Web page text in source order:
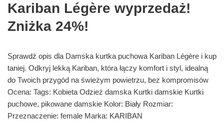
Kariban Légère wyprzedaż!
Zniżka 24%!
Sprawdź opis dla Damska kurtka puchowa Kariban Légère i kup
taniej. Odkryj lekką Kariban, która łączy komfort i styl, idealną
do Twoich przygód na świeżym powietrzu, bez kompromisów
Ocena: Tags: Kobieta Odzież damska Kurtki damskie Kurtki
puchowe, pikowane damskie Kolor: Biały Rozmiar:
Przeznaczenie: female Marka: KARIBAN